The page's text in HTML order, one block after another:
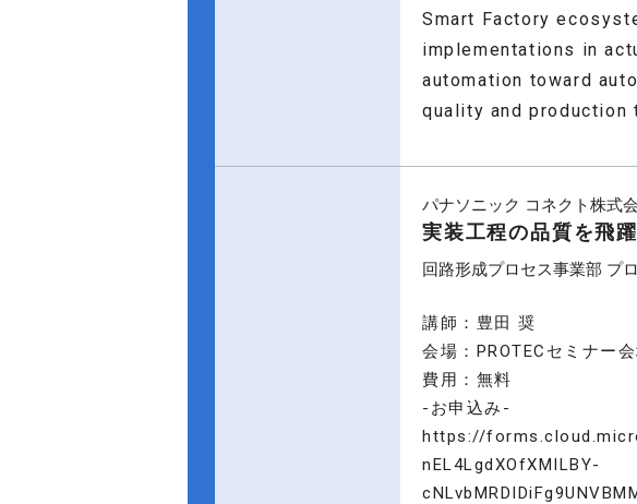
Smart Factory
implementations in
automation toward
quality and production
パナソニック コネクト株式
実装工程の品質を飛
回路形成プロセス事業部 プ
講師：豊田 奨
会場：PROTECセミナー
費用：無料
-お申込み-
https://
nEL4LgdXOfXMILBY-